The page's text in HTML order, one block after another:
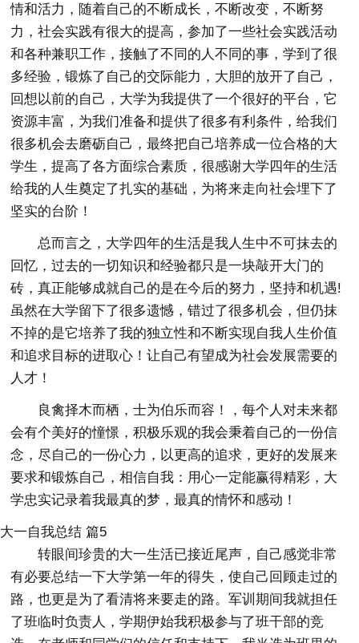
情和活力，随着自己的不断成长，不断改变，不断努
力，社会实践有很大的提高，参加了一些社会实践活动
和各种兼职工作，接触了不同的人不同的事，学到了很
多经验，锻炼了自己的交际能力，大胆的放开了自己，
回想以前的自己，大学为我提供了一个很好的平台，它
资源丰富，为我们准备和提供了很多有利条件，给我们
很多机会去磨砺自己，最终把自己培养成一位合格的大
学生，提高了各方面综合素质，很感谢大学四年的生活
给我的人生奠定了扎实的基础，为将来走向社会埋下了
坚实的台阶！
总而言之，大学四年的生活是我人生中不可抹去的
回忆，过去的一切知识和经验都只是一块敲开大门的
砖，真正能够成就自己的是在今后的努力，坚持和机遇!
虽然在大学留下了很多遗憾，错过了很多机会，但仍抹
不掉的是它培养了我的独立性和不断实现自我人生价值
和追求目标的进取心！让自己有望成为社会发展需要的
人才！
良禽择木而栖，士为伯乐而容！，每个人对未来都
会有个美好的憧憬，积极乐观的我会秉着自己的一份信
念，尽自己的一份心力，以更高的追求，更好的发展来
要求和锻炼自己，相信自我：用心一定能赢得精彩，大
学忠实记录着我最真的梦，最真的情怀和感动！
大一自我总结 篇5
转眼间珍贵的大一生活已接近尾声，自己感觉非常
有必要总结一下大学第一年的得失，使自己回顾走过的
路，也更是为了看清将来要走的路。军训期间我就担任
了班临时负责人，学期伊始我积极参与了班干部的竞